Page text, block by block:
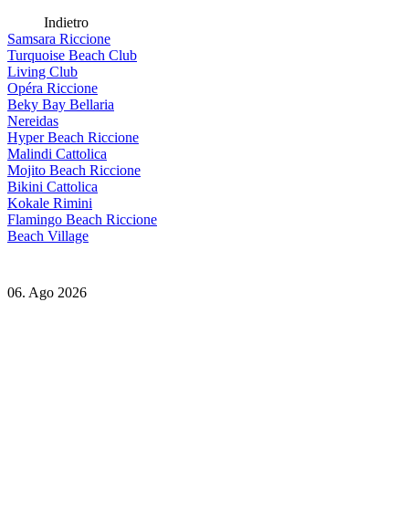
Indietro
Samsara Riccione
Turquoise Beach Club
Living Club
Opéra Riccione
Beky Bay Bellaria
Nereidas
Hyper Beach Riccione
Malindi Cattolica
Mojito Beach Riccione
Bikini Cattolica
Kokale Rimini
Flamingo Beach Riccione
Beach Village
06. Ago 2026